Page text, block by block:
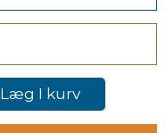
Læg I kurv